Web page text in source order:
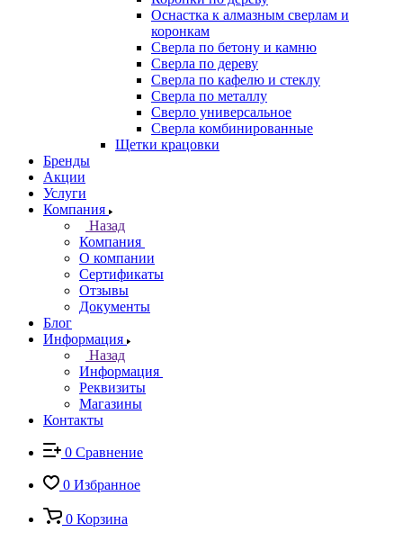
Оснастка к алмазным сверлам и
коронкам
Сверла по бетону и камню
Сверла по дереву
Сверла по кафелю и стеклу
Сверла по металлу
Сверло универсальное
Сверла комбинированные
Щетки крацовки
Бренды
Акции
Услуги
Компания
Назад
Компания
О компании
Сертификаты
Отзывы
Документы
Блог
Информация
Назад
Информация
Реквизиты
Магазины
Контакты
0 Сравнение
0 Избранное
0 Корзина